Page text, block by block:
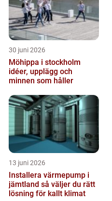
30 juni 2026
Möhippa i stockholm
idéer, upplägg och
minnen som håller
13 juni 2026
Installera värmepump i
jämtland så väljer du rätt
lösning för kallt klimat